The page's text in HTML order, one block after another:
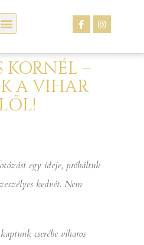
KORNÉL –
A VIHAR
egy ideje, próbáltuk
kedvét. Nem
cserébe viharos